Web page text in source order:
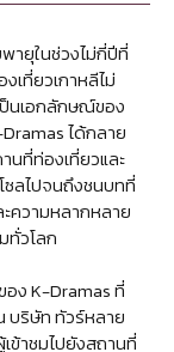
ายุในช่วงไม่กี่ปีที่
เที่ยวเกาหลีไม่
นเอกลักษณ์ของ
ได้กลาย
ที่ท่องเที่ยวและ
ลไปจนถึงชนบทที่
ความหลากหลาย
ทั่วโลก
ง K-Dramas ที่
บริษัท ทัวร์หลาย
ข้าชมไปยังสถานที่